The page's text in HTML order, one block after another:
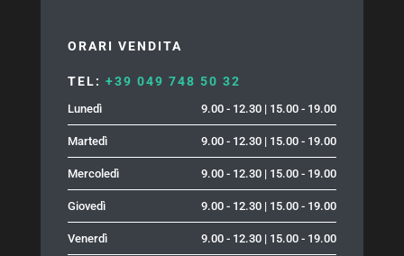
ORARI VENDITA
TEL: +39 049 748 50 32
Lunedì 9.00 - 12.30 | 15.00 - 19.00
Martedì 9.00 - 12.30 | 15.00 - 19.00
Mercoledì 9.00 - 12.30 | 15.00 - 19.00
Giovedì 9.00 - 12.30 | 15.00 - 19.00
Venerdì 9.00 - 12.30 | 15.00 - 19.00